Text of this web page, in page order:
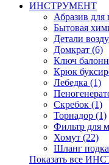
ИНСТРУМЕНТ
Абразив для
Бытовая
Детали
Домкрат (6)
Ключ
Крюк
Лебедка (1)
Скребок (1)
Торнадор (1)
Фильтр для
Хомут (22)
Шланг
Показать все